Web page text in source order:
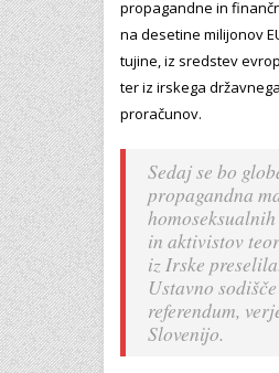
propagandne in
na desetine milijonov
tujine, iz sredstev
ter iz irskega
proračunov.
Sedaj se bo
propagandna
in aktivistov
iz Irske
Ustavno
referendum,
Slovenijo.